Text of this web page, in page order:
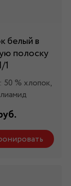
белый в
полоску
1
50 % хлопок,